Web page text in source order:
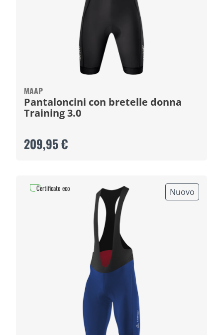
MAAP
Pantaloncini con bretelle donna
Training 3.0
209,95 €
Nuovo
Certificato eco